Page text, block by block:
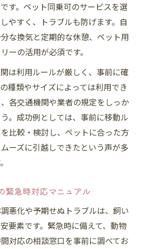
す。ペット同乗可のサービスを選
やすく、トラブルも防げます。自
な換気と定期的な休憩、ペット用
ーの活用が必須です。
は利用ルールが厳しく、事前に確
種類やサイズによっては利用でき
各交通機関や業者の規定をしっか
。成功例としては、事前に移動ル
比較・検討し、ペットに合った方
ーズに引越しできたという声が多
緊急時対応マニュアル
悪化や予期せぬトラブルは、飼い
要素です。緊急時に備えて、動物
対応の相談窓口を事前に調べてお